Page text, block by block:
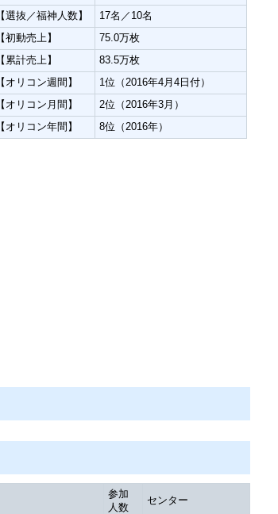
【選抜／福神人数】
17名／10名
【初動売上】
75.0万枚
【累計売上】
83.5万枚
【オリコン週間】
1位（2016年4月4日付）
【オリコン月間】
2位（2016年3月）
【オリコン年間】
8位（2016年）
参加
人数
センター